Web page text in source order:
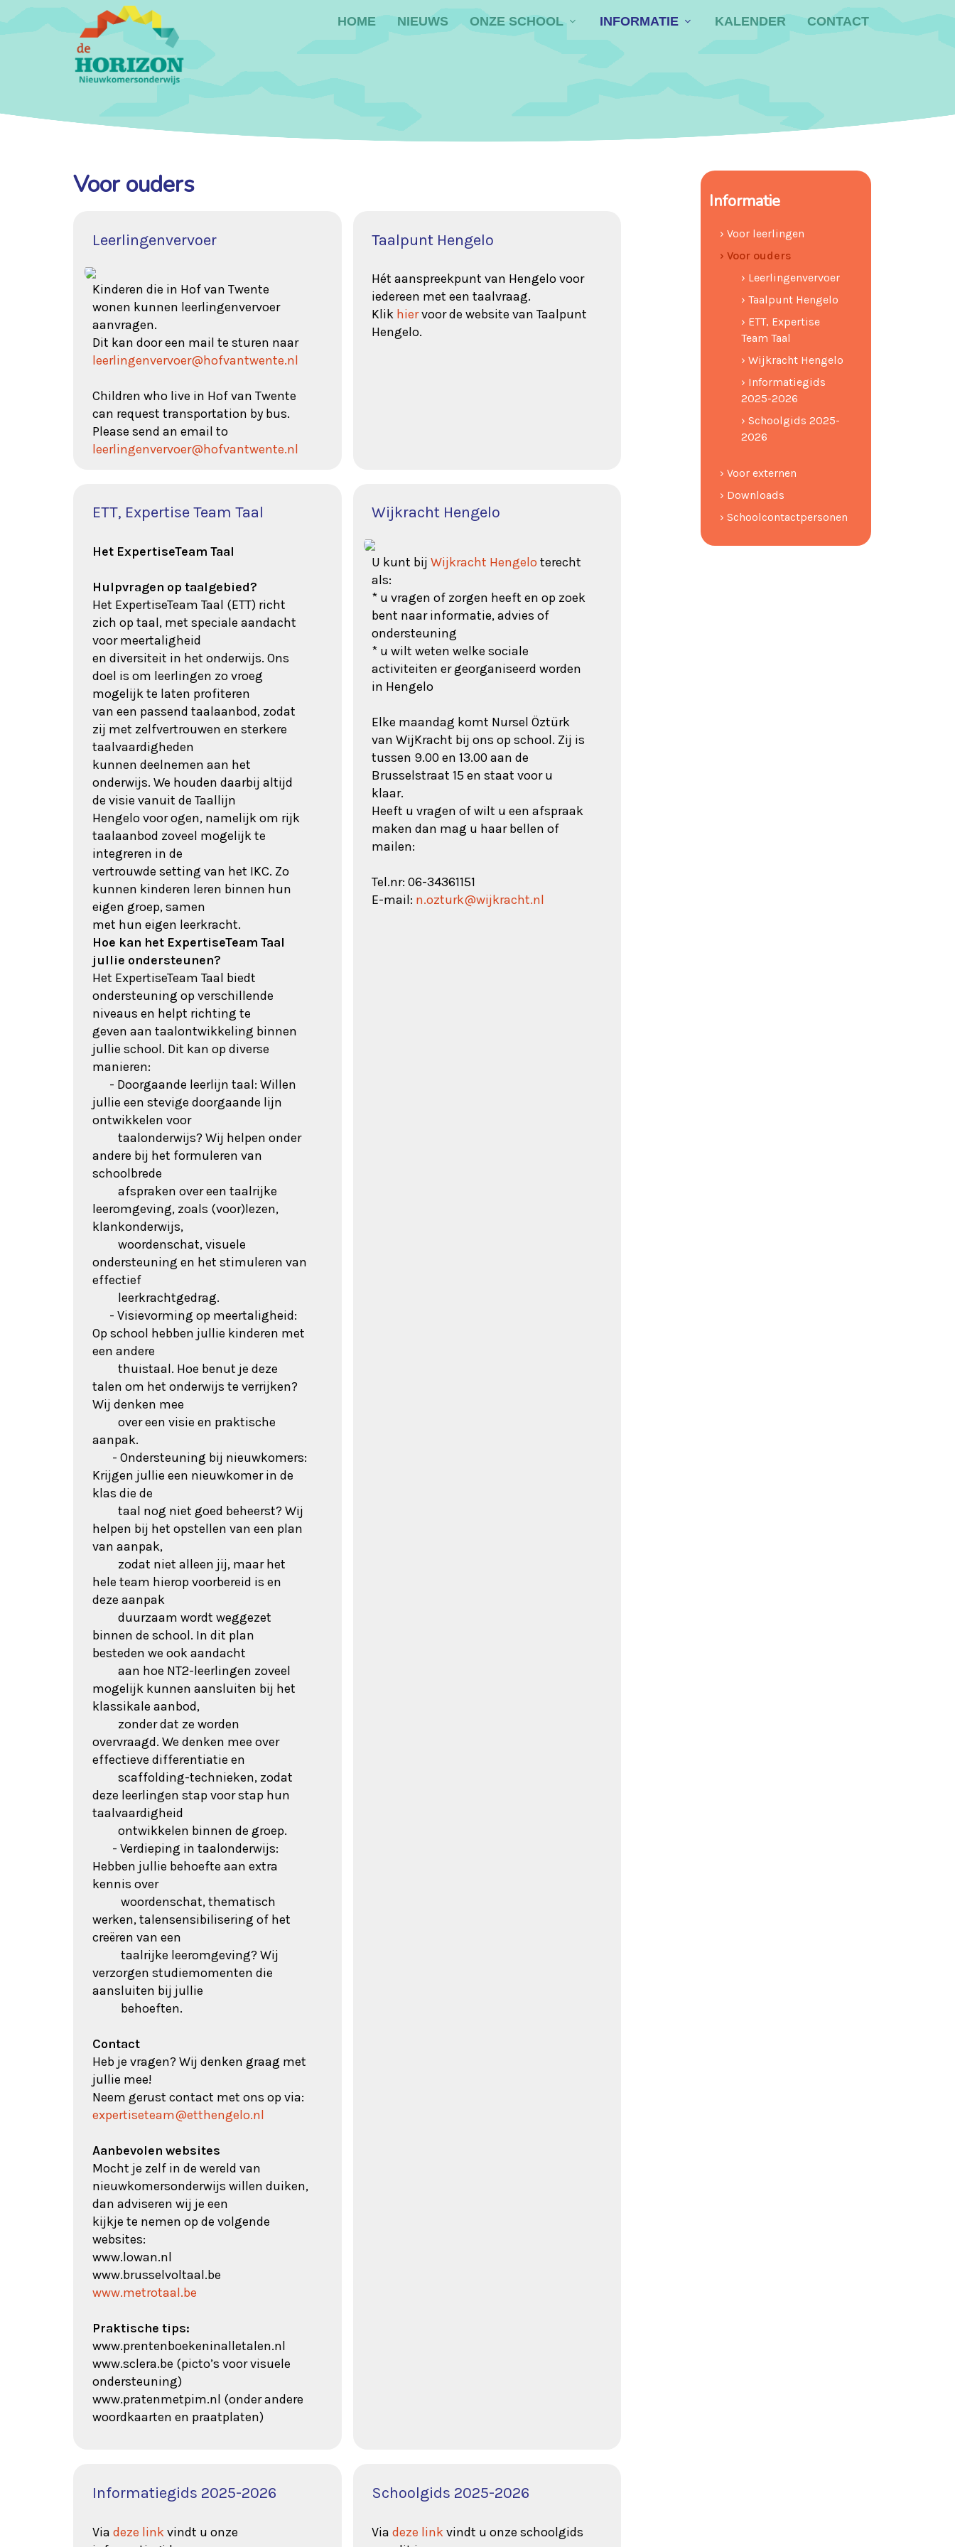
HOME NIEUWS ONZE SCHOOL INFORMATIE KALENDER CONTACT
Voor ouders
Leerlingenvervoer
Kinderen die in Hof van Twente
wonen kunnen leerlingenvervoer
aanvragen.
Dit kan door een mail te sturen naar
leerlingenvervoer@hofvantwente.nl
Children who live in Hof van Twente
can request transportation by bus.
Please send an email to
leerlingenvervoer@hofvantwente.nl
Taalpunt Hengelo
Hét aanspreekpunt van Hengelo voor
iedereen met een taalvraag.
Klik hiervoor de website van Taalpunt
Hengelo.
ETT, Expertise Team Taal
Het ExpertiseTeam Taal
Hulpvragen op taalgebied?
Het ExpertiseTeam Taal (ETT) richt
zich op taal, met speciale aandacht
voor meertaligheid
en diversiteit in het onderwijs. Ons
doel is om leerlingen zo vroeg
mogelijk te laten profiteren
van een passend taalaanbod, zodat
zij met zelfvertrouwen en sterkere
taalvaardigheden
kunnen deelnemen aan het
onderwijs. We houden daarbij altijd
de visie vanuit de Taallijn
Hengelo voor ogen, namelijk om rijk
taalaanbod zoveel mogelijk te
integreren in de
vertrouwde setting van het IKC. Zo
kunnen kinderen leren binnen hun
eigen groep, samen
met hun eigen leerkracht.
Hoe kan het ExpertiseTeam Taal
jullie ondersteunen?
Het ExpertiseTeam Taal biedt
ondersteuning op verschillende
niveaus en helpt richting te
geven aan taalontwikkeling binnen
jullie school. Dit kan op diverse
manieren:
- Doorgaande leerlijn taal: Willen
jullie een stevige doorgaande lijn
ontwikkelen voor
taalonderwijs? Wij helpen onder
andere bij het formuleren van
schoolbrede
afspraken over een taalrijke
leeromgeving, zoals (voor)lezen,
klankonderwijs,
woordenschat, visuele
ondersteuning en het stimuleren van
effectief
leerkrachtgedrag.
- Visievorming op meertaligheid:
Op school hebben jullie kinderen met
een andere
thuistaal. Hoe benut je deze
talen om het onderwijs te verrijken?
Wij denken mee
over een visie en praktische
aanpak.
- Ondersteuning bij nieuwkomers:
Krijgen jullie een nieuwkomer in de
klas die de
taal nog niet goed beheerst? Wij
helpen bij het opstellen van een plan
van aanpak,
zodat niet alleen jij, maar het
hele team hierop voorbereid is en
deze aanpak
duurzaam wordt weggezet
binnen de school. In dit plan
besteden we ook aandacht
aan hoe NT2-leerlingen zoveel
mogelijk kunnen aansluiten bij het
klassikale aanbod,
zonder dat ze worden
overvraagd. We denken mee over
effectieve differentiatie en
scaffolding-technieken, zodat
deze leerlingen stap voor stap hun
taalvaardigheid
ontwikkelen binnen de groep.
- Verdieping in taalonderwijs:
Hebben jullie behoefte aan extra
kennis over
woordenschat, thematisch
werken, talensensibilisering of het
creëren van een
taalrijke leeromgeving? Wij
verzorgen studiemomenten die
aansluiten bij jullie
behoeften.
Contact
Heb je vragen? Wij denken graag met
jullie mee!
Neem gerust contact met ons op via:
expertiseteam@etthengelo.nl
Aanbevolen websites
Mocht je zelf in de wereld van
nieuwkomersonderwijs willen duiken,
dan adviseren wij je een
kijkje te nemen op de volgende
websites:
www.lowan.nl
www.brusselvoltaal.be
www.metrotaal.be
Praktische tips:
www.prentenboekeninalletalen.nl
www.sclera.be (picto’s voor visuele
ondersteuning)
www.pratenmetpim.nl (onder andere
woordkaarten en praatplaten)
Wijkracht Hengelo
U kunt bij Wijkracht Hengelo terecht
als:
* u vragen of zorgen heeft en op zoek
bent naar informatie, advies of
ondersteuning
* u wilt weten welke sociale
activiteiten er georganiseerd worden
in Hengelo
Elke maandag komt Nursel Öztürk
van WijKracht bij ons op school. Zij is
tussen 9.00 en 13.00 aan de
Brusselstraat 15 en staat voor u
klaar.
Heeft u vragen of wilt u een afspraak
maken dan mag u haar bellen of
mailen:
Tel.nr: 06-34361151
E-mail: n.ozturk@wijkracht.nl
Informatiegids 2025-2026
Via deze linkvindt u onze
Schoolgids 2025-2026
Via deze linkvindt u onze schoolgids
Informatie
› Voor leerlingen
› Voor ouders
› Leerlingenvervoer
› Taalpunt Hengelo
› ETT, Expertise
Team Taal
› Wijkracht Hengelo
› Informatiegids
2025-2026
› Schoolgids 2025-
2026
› Voor externen
› Downloads
› Schoolcontactpersonen